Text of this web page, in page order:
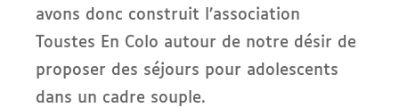
avons donc construit l’association
Toustes En Colo autour de notre désir de
proposer des séjours pour adolescents
dans un cadre souple.